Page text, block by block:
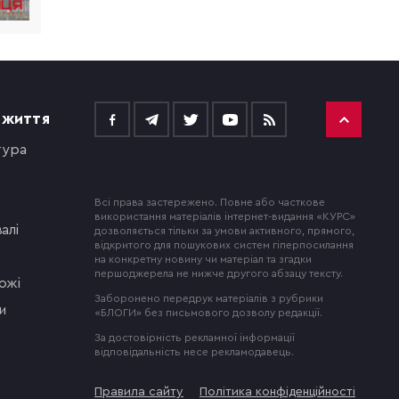
Всі права застережено. Повне або часткове
використання матеріалів інтернет-видання «КУРС»
дозволяється тільки за умови активного, прямого,
відкритого для пошукових систем гіперпосилання
на конкретну новину чи матеріал та згадки
першоджерела не нижче другого абзацу тексту.
Заборонено передрук матеріалів з рубрики
«БЛОГИ» без письмового дозволу редакції.
За достовірність рекламної інформації
відповідальність несе рекламодавець.
Правила сайту Політика конфіденційності